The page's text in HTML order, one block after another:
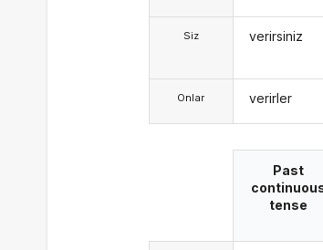
Siz
Onlar
verirsiniz
verirler
Past
tense